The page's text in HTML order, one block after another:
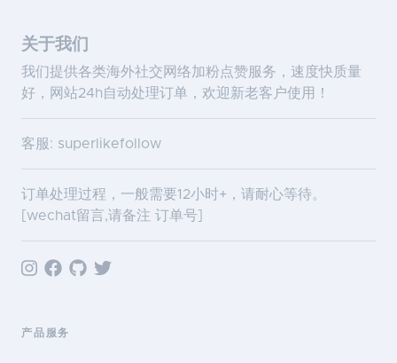
关于我们
我们提供各类海外社交网络加粉点赞服务，速度快质量
好，网站24h自动处理订单，欢迎新老客户使用！
客服: superlikefollow
订单处理过程，一般需要12小时+，请耐心等待。
[wechat留言,请备注 订单号]
产品服务